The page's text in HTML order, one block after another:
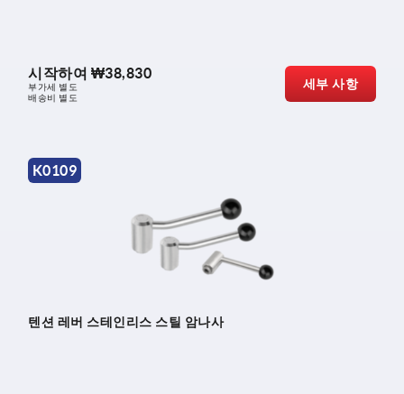
시작하여 ₩38,830
부가세 별도
배송비 별도
세부 사항
K0109
텐션 레버 스테인리스 스틸 암나사